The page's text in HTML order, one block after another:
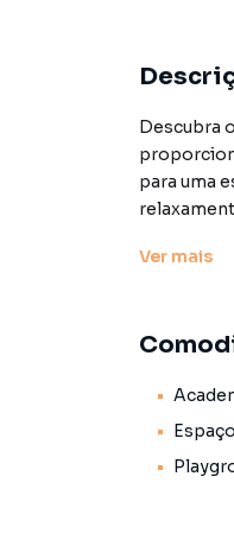
Descubra
para uma
ponto
espaçoso.
• Academia
• Bicicletário
Ver mais